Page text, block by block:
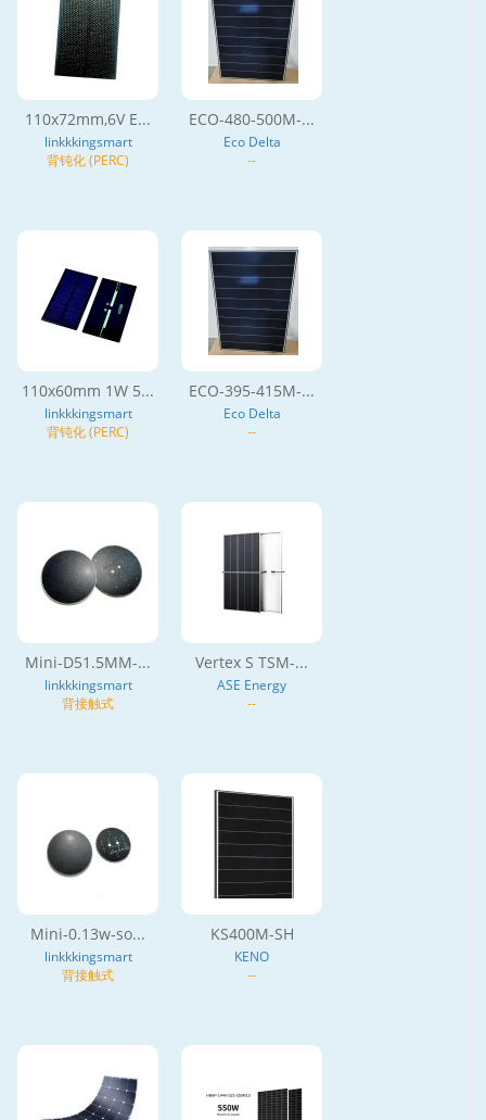
110x72mm,6V E...
linkkkingsmart
背钝化 (PERC)
ECO-480-500M-...
Eco Delta
--
110x60mm 1W 5...
linkkkingsmart
背钝化 (PERC)
ECO-395-415M-...
Eco Delta
--
Mini-D51.5MM-...
linkkkingsmart
背接触式
Vertex S TSM-...
ASE Energy
--
Mini-0.13w-so...
linkkkingsmart
背接触式
KS400M-SH
KENO
--